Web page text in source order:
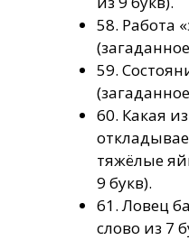
58. Работа
59.
60. Какая
тяжёлые
9 букв).
61. Ловец
слово из 7